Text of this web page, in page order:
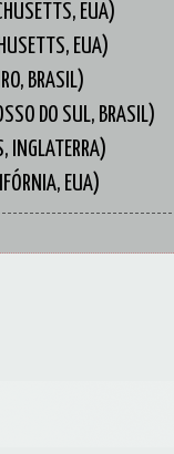
EUA)
EUA)
BRASIL)
DO SUL, BRASIL)
INGLATERRA)
EUA)